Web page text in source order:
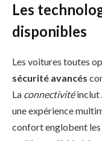
Les
disponibles
Les voitures toutes
sécurité avancés
La connectivitéinclut
une expérience
confort englobent